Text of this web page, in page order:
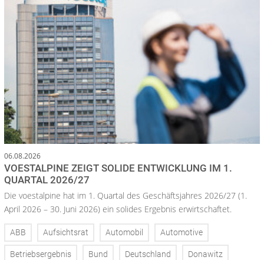
06.08.2026
VOESTALPINE ZEIGT SOLIDE ENTWICKLUNG IM 1.
QUARTAL 2026/27
Die voestalpine hat im 1. Quartal des Geschäftsjahres 2026/27 (1.
April 2026 – 30. Juni 2026) ein solides Ergebnis erwirtschaftet.
ABB Aufsichtsrat Automobil Automotive
Betriebsergebnis Bund Deutschland Donawitz